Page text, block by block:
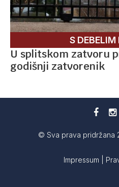
S
U splitskom zatvoru
godišnji zatvorenik
© Sva prava pridržana
Impressum